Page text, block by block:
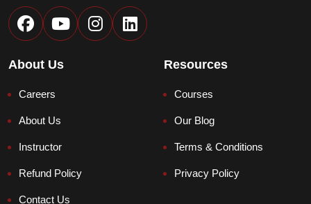
About Us
Careers
About Us
Instructor
Refund Policy
Contact Us
Resources
Courses
Our Blog
Terms & Conditions
Privacy Policy
🎓
How can we help? 👋
Courses, Admission, Payment & Support